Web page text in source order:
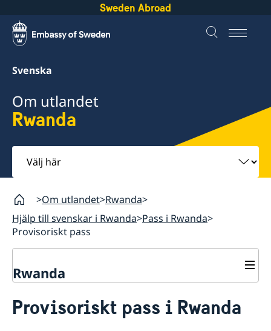
Sweden Abroad
Svenska
Om utlandet
Rwanda
Välj
här
Om utlandet Rwanda
Hjälp till svenskar i Rwanda Pass i Rwanda
Provisoriskt pass
Rwanda
Hjälp till svenskar i Rwanda
Provisoriskt pass i Rwanda